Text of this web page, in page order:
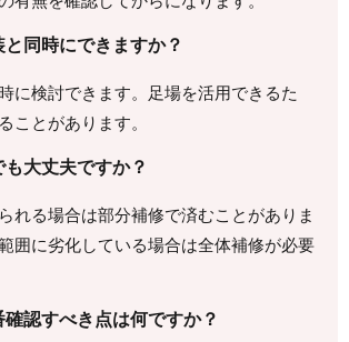
同時にできますか？
に検討できます。足場を活用できるた
ことがあります。
大丈夫ですか？
れる場合は部分補修で済むことがありま
囲に劣化している場合は全体補修が必要
確認すべき点は何ですか？